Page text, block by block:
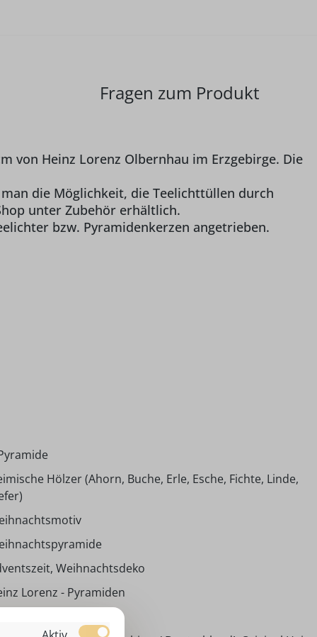
Fragen zum Produkt
von Heinz Lorenz Olbernhau im Erzgebirge. Die
die Möglichkeit, die Teelichttüllen durch
unter Zubehör erhältlich.
bzw. Pyramidenkerzen angetrieben.
Hölzer (Ahorn, Buche, Erle, Esche, Fichte, Linde,
Weihnachtsdeko
Lorenz - Pyramiden